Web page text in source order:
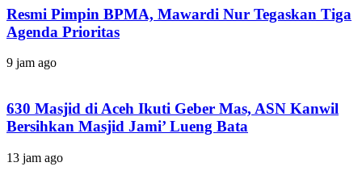
Resmi Pimpin BPMA, Mawardi Nur Tegaskan Tiga
Agenda Prioritas
9 jam ago
630 Masjid di Aceh Ikuti Geber Mas, ASN Kanwil
Bersihkan Masjid Jami’ Lueng Bata
13 jam ago